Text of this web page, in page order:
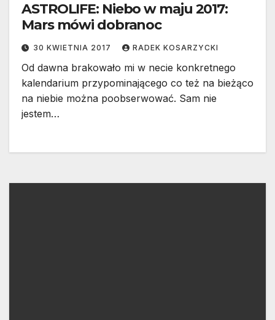
ASTROLIFE: Niebo w maju 2017:
Mars mówi dobranoc
30 KWIETNIA 2017 RADEK KOSARZYCKI
Od dawna brakowało mi w necie konkretnego
kalendarium przypominającego co też na bieżąco
na niebie można poobserwować. Sam nie
jestem…